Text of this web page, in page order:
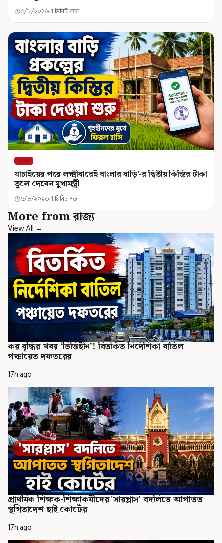
৫/৮/২০২৬ 1 মিনিট পড়া
রাজ্য
যাচাইয়ের পরে লক্ষ্মীবারেই বাংলার বাড়ি'-র দ্বিতীয় কিস্তির টাকা
তুলে দেবেন মুখ্যমন্ত্রী
৫/৮/২০২৬ 1 মিনিট পড়া
More from রাজ্য
View All →
কর বৃদ্ধির খবর ‘ভিত্তিহীন’! বিতর্কিত নির্দেশিকা বাতিল
পঞ্চায়েত দফতরের
17h ago
প্রাথমিক শিক্ষক-শিক্ষাকর্মীদের 'সারপ্লাস' বদলিতে আপাতত
স্থগিতাদেশ হাই কোর্টের
17h ago